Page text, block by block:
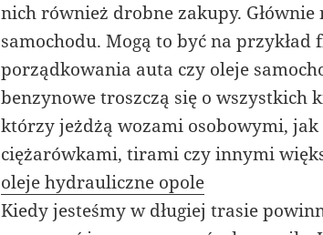
nich również drobne zakupy. Głównie
samochodu. Mogą to być na przykład
porządkowania auta czy oleje
benzynowe troszczą się o wszystkich
którzy jeżdżą wozami osobowymi,
ciężarówkami, tirami czy innymi
oleje hydrauliczne opole
Kiedy jesteśmy w długiej trasie